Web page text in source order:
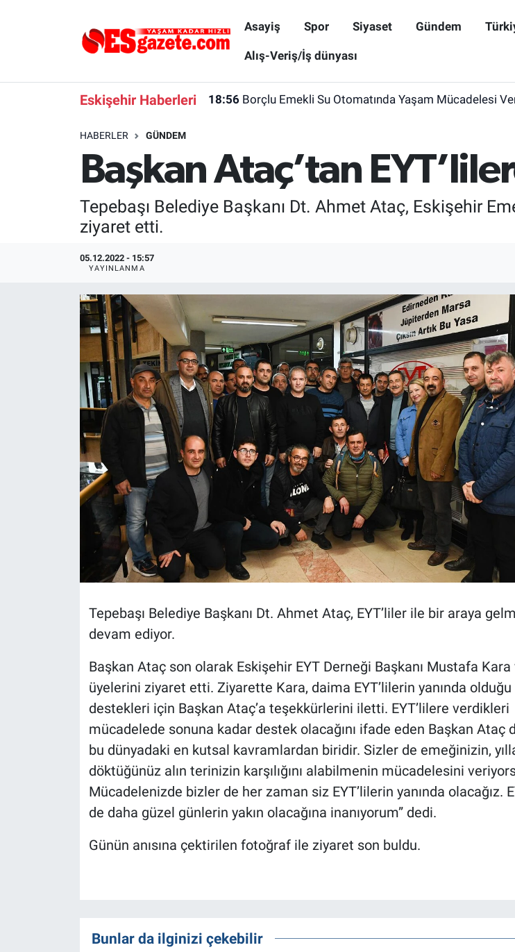
Asayiş Spor Siyaset Gündem
Alış-Veriş/İş dünyası
Eskişehir Haberleri 18:56 Borçlu Emekli Su Otomatında Yaşam Mücadelesi
HABERLER GÜNDEM
Başkan Ataç’tan
Tepebaşı Belediye Başkanı Dt. Ahmet Ataç, Eskişehir
ziyaret etti.
05.12.2022 - 15:57
YAYINLANMA
Tepebaşı Belediye Başkanı Dt. Ahmet Ataç, EYT’liler ile bir araya
devam ediyor.
Başkan Ataç son olarak Eskişehir EYT Derneği Başkanı Mustafa
üyelerini ziyaret etti. Ziyarette Kara, daima EYT’lilerin yanında olduğu
destekleri için Başkan Ataç’a teşekkürlerini iletti. EYT’lilere verdikleri
mücadelede sonuna kadar destek olacağını ifade eden Başkan Ataç
bu dünyadaki en kutsal kavramlardan biridir. Sizler de emeğinizin,
döktüğünüz alın terinizin karşılığını alabilmenin mücadelesini
Mücadelenizde bizler de her zaman siz EYT’lilerin yanında olacağız.
de daha güzel günlerin yakın olacağına inanıyorum” dedi.
Günün anısına çektirilen fotoğraf ile ziyaret son buldu.
Bunlar da ilginizi çekebilir
Alış-Veriş/İş dünyası
Eskişehirspor Arşivi
Röportaj
Ekonomi
Kültür Sanat
Politika
Kütahya
Magazin
Bilim ve Teknoloji
Eskişehir Nöbetçi Eczaneler
Süper Lig Puan Durumu ve Fikstür
Son Dakika Haberleri
Haber Arşivi